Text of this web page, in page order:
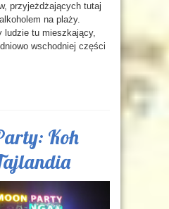
przyjeżdżających tutaj
na plaży.
ludzie tu mieszkający,
wschodniej części
Koh